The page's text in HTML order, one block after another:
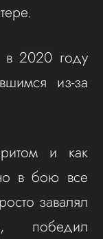
2020 году
из-за
и как
в бою все
завалял
победил